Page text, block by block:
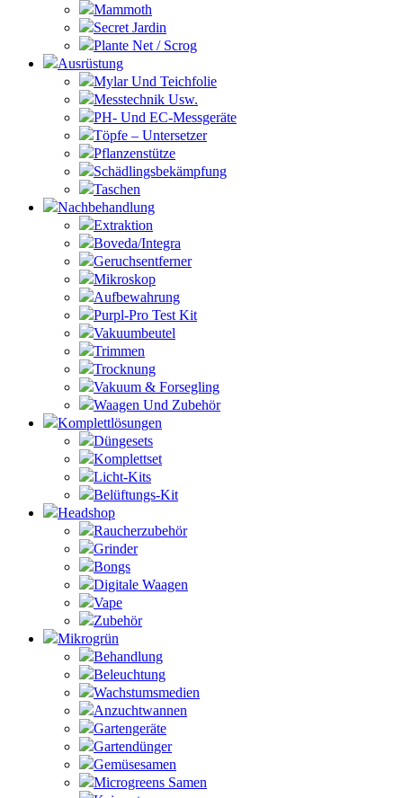
Mammoth
Secret Jardin
Plante Net / Scrog
Ausrüstung
Mylar Und Teichfolie
Messtechnik Usw.
PH- Und EC-Messgeräte
Töpfe – Untersetzer
Pflanzenstütze
Schädlingsbekämpfung
Taschen
Nachbehandlung
Extraktion
Boveda/Integra
Geruchsentferner
Mikroskop
Aufbewahrung
Purpl-Pro Test Kit
Vakuumbeutel
Trimmen
Trocknung
Vakuum & Forsegling
Waagen Und Zubehör
Komplettlösungen
Düngesets
Komplettset
Licht-Kits
Belüftungs-Kit
Headshop
Raucherzubehör
Grinder
Bongs
Digitale Waagen
Vape
Zubehör
Mikrogrün
Behandlung
Beleuchtung
Wachstumsmedien
Anzuchtwannen
Gartengeräte
Gartendünger
Gemüsesamen
Microgreens Samen